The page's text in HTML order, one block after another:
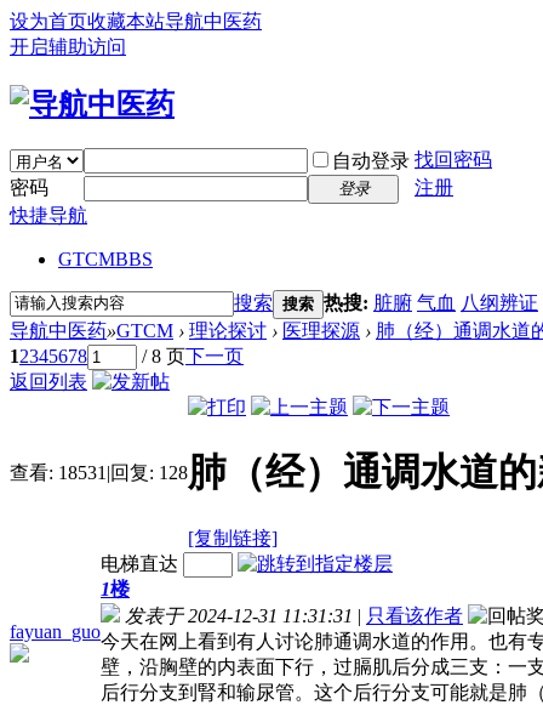
设为首页收藏本站导航中医药
开启辅助访问
自动登录 找回密码
密码
登录
注册
快捷导航
GTCMBBS
搜索 搜索 热搜: 脏腑 气血 八纲辨证
导航中医药»GTCM › 理论探讨 › 医理探源 › 肺（经）通调水道
12345678 / 8 页下一页
返回列表
查看: 18531 |回复: 128肺（经）通调水道
[复制链接]
fayuan_guo
电梯直达
1楼
发表于 2024-12-31 11:31:31 | 只看该作者
今天在网上看到有人讨论肺通调水道的作用。也有
壁，沿胸壁的内表面下行，过膈肌后分成三支：一
后行分支到腎和输尿管。这个后行分支可能就是肺